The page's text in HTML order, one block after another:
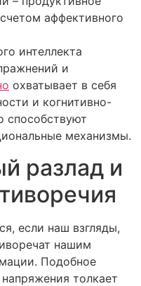
аффективного
интеллекта
и
охватывает в себя
и когнитивно-
способствуют
механизмы.
разлад и
если наш взгляды,
нашим
Подобное
толкает